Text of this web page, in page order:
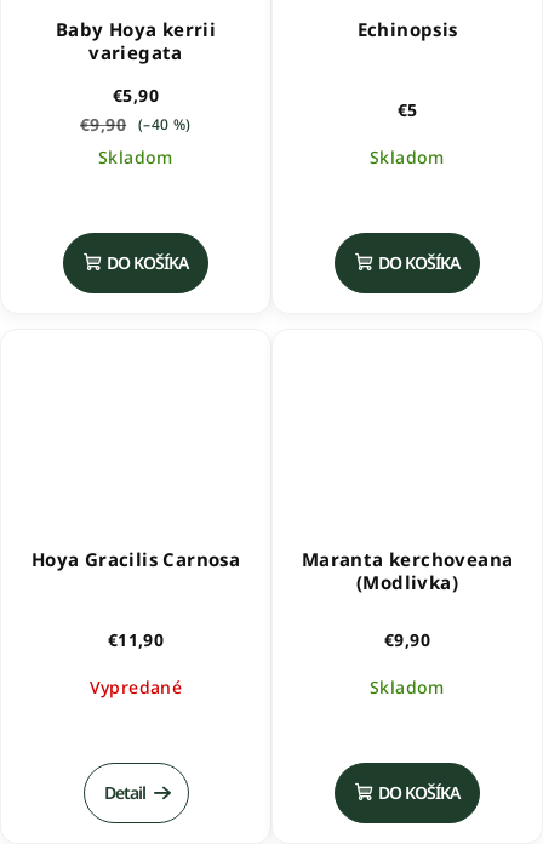
Baby Hoya kerrii
variegata
€5,90
€9,90 (–40 %)
Skladom
DO KOŠÍKA
Echinopsis
€5
Skladom
DO KOŠÍKA
Hoya Gracilis Carnosa
€11,90
Vypredané
Detail
Maranta kerchoveana
(Modlivka)
€9,90
Skladom
DO KOŠÍKA